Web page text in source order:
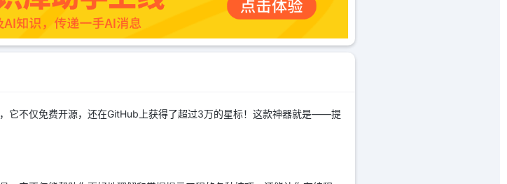
它不仅免费开源，还在GitHub上获得了超过3万的星标！这款神器就是——提